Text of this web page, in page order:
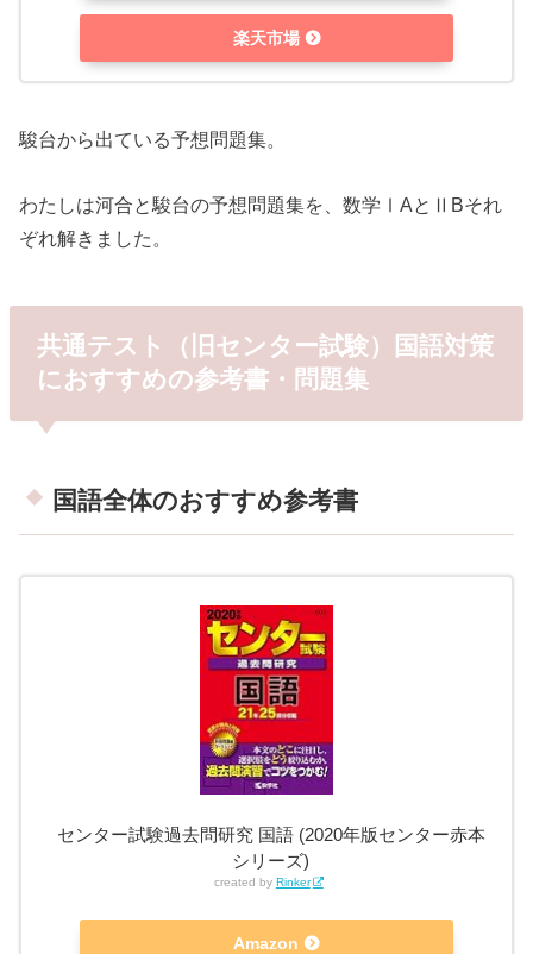
楽天市場
駿台から出ている予想問題集。
わたしは河合と駿台の予想問題集を、数学ⅠAとⅡBそれ
ぞれ解きました。
共通テスト（旧センター試験）国語対策
におすすめの参考書・問題集
国語全体のおすすめ参考書
センター試験過去問研究 国語 (2020年版センター赤本
シリーズ)
created by Rinker
Amazon